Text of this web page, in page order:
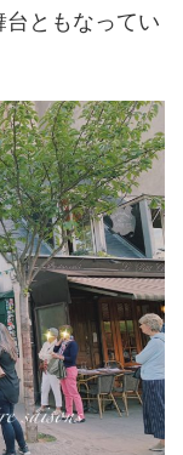
台ともなってい